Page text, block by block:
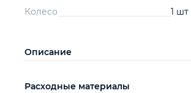
Колесо 1 шт
Описание
Расходные материалы